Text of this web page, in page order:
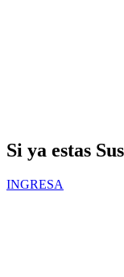
Si ya estas
INGRESA